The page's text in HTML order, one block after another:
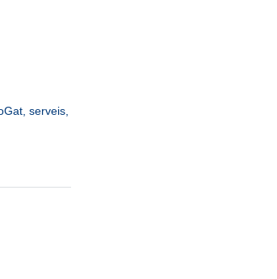
, serveis,